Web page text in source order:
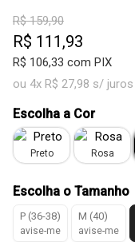
R$ 159,90
R$ 111,93
R$ 106,33 com PIX
ou 4x R$ 27,98 s/ juros
Escolha a Cor
Preto Rosa
Escolha o Tamanho
P (36-38)
avise-me
M (40)
avise-me